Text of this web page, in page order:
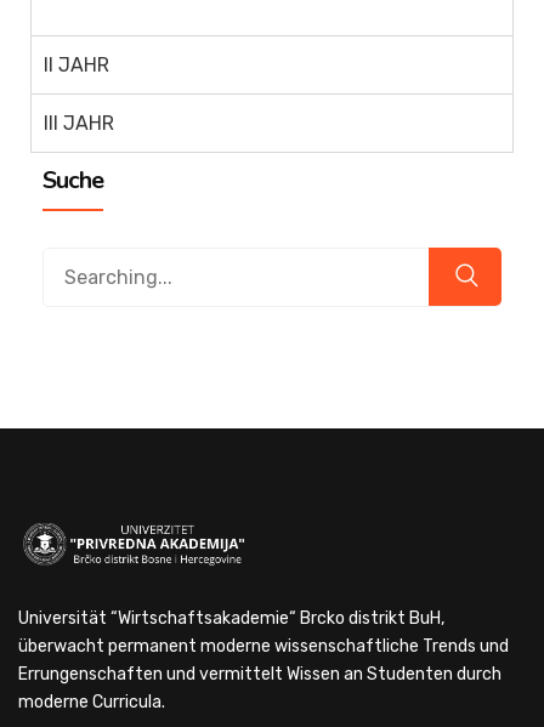
II JAHR
III JAHR
Suche
Universität “Wirtschaftsakademie“ Brcko distrikt BuH,
überwacht permanent moderne wissenschaftliche Trends und
Errungenschaften und vermittelt Wissen an Studenten durch
moderne Curricula.